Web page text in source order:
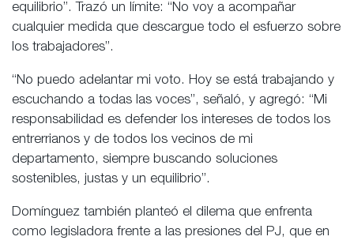
equilibrio”. Trazó un límite: “No voy a acompañar
cualquier medida que descargue todo el esfuerzo sobre
los trabajadores”.
“No puedo adelantar mi voto. Hoy se está trabajando y
escuchando a todas las voces”, señaló, y agregó: “Mi
responsabilidad es defender los intereses de todos los
entrerrianos y de todos los vecinos de mi
departamento, siempre buscando soluciones
sostenibles, justas y un equilibrio”.
Domínguez también planteó el dilema que enfrenta
como legisladora frente a las presiones del PJ, que en